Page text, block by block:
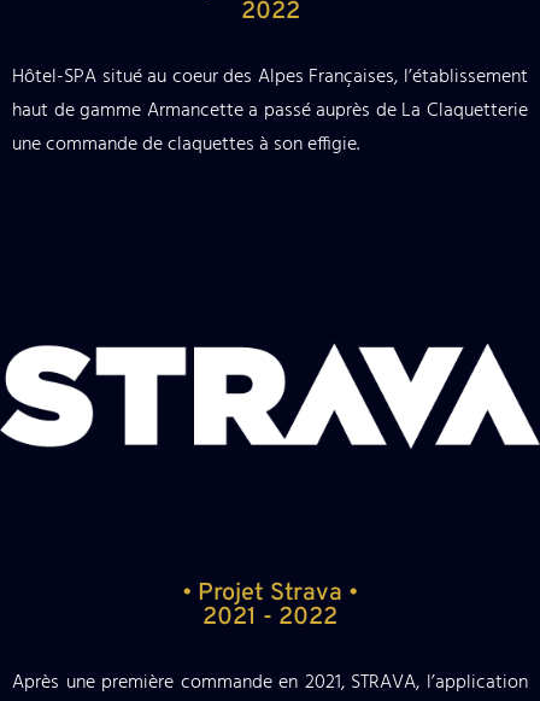
2022
Hôtel-SPA situé au coeur des Alpes Françaises, l’établissement
haut de gamme Armancette a passé auprès de La Claquetterie
une commande de claquettes à son effigie.
• Projet Strava •
2021 - 2022
Après une première commande en 2021, STRAVA, l’application